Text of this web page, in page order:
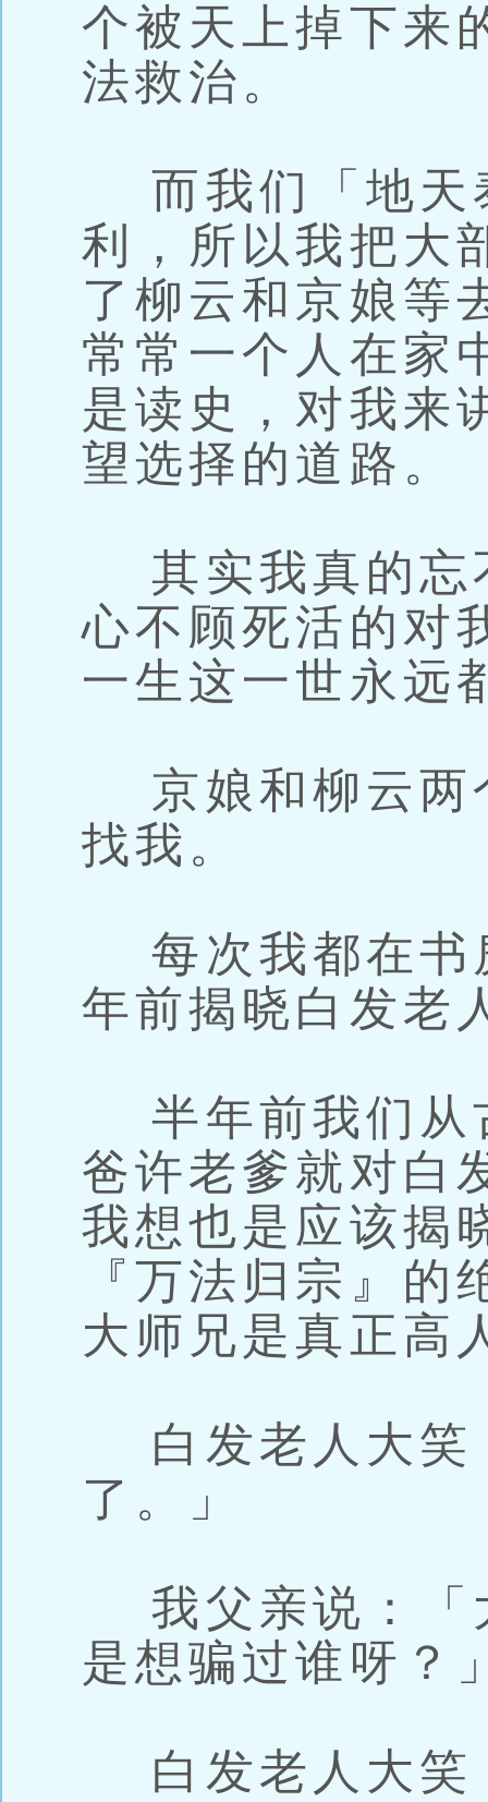
个被天上掉下来
法救治。
而我们「地天
利，所以我把大
了柳云和京娘等
常常一个人在家
是读史，对我来
望选择的道路。
其实我真的忘
心不顾死活的对
一生这一世永远
京娘和柳云两
找我。
每次我都在书
年前揭晓白发老
半年前我们从
爸许老爹就对白
我想也是应该揭
『万法归宗』
大师兄是真正高
白发老人大笑
了。」
我父亲说：「
是想骗过谁呀？
白发老人大笑